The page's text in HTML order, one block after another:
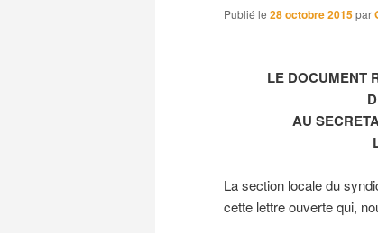
Publié le 28 octobre 2015par
LE DOCUMENT
AU
La section locale du
cette lettre ouverte qui,